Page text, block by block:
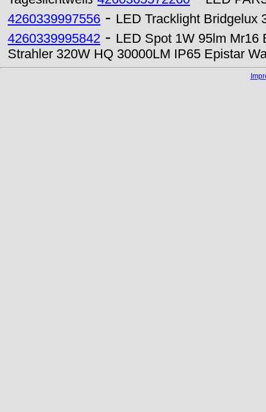
4260339997556 - LED Tracklight Bridgelux
4260339995842 - LED Spot 1W 95lm Mr16
Strahler 320W HQ 30000LM IP65 Epistar